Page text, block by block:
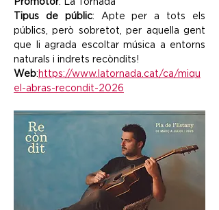
Promotor: La Tornada
Tipus de públic: Apte per a tots els
públics, però sobretot, per aquella gent
que li agrada escoltar música a entorns
naturals i indrets recòndits!
Web: https://www.latornada.cat/ca/miqu
el-abras-recondit-2026